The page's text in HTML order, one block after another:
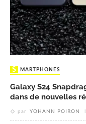
SMARTPHONES
Galaxy S24
dans de nouvelles
par YOHANN POIRON